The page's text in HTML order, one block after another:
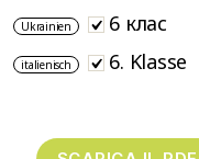
Ukrainien 6 клас
italienisch 6. Klasse